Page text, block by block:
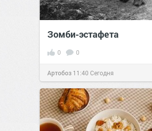
Зомби-эстафета
0 0
Артобоз 11:40 Сегодня